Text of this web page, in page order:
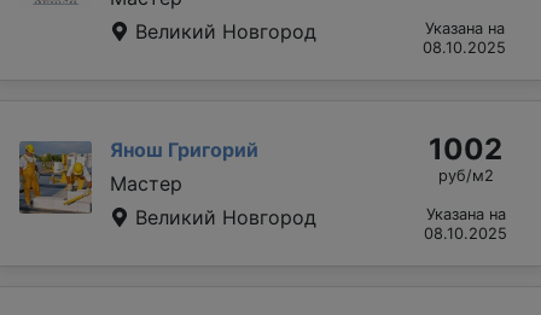
Великий Новгород
Указана на
08.10.2025
Янош Григорий
Мастер
Великий Новгород
1002
руб/м2
Указана на
08.10.2025